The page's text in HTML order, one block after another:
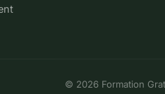
© 2026 Formation